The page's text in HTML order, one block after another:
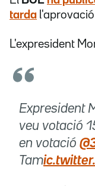
tarda
L'expresident
Expresident
veu votació
en votació
Tam